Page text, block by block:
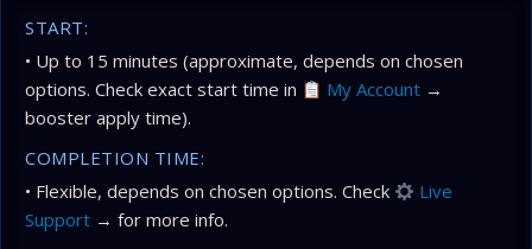
START:
• Up to 15 minutes (approximate, depends on chosen
options. Check exact start time in
My Account →
booster apply time).
COMPLETION TIME:
• Flexible, depends on chosen options. Check
Live
Support → for more info.